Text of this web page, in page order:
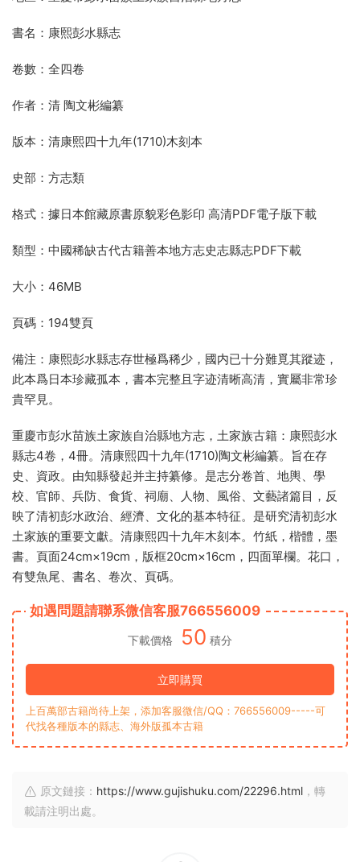
書名：康熙彭水縣志
卷數：全四卷
作者：清 陶文彬編纂
版本：清康熙四十九年(1710)木刻本
史部：方志類
格式：據日本館藏原書原貌彩色影印 高清PDF電子版下載
類型：中國稀缺古代古籍善本地方志史志縣志PDF下載
大小：46MB
頁碼：194雙頁
備注：康熙彭水縣志存世極爲稀少，國内已十分難覓其蹤迹，
此本爲日本珍藏孤本，書本完整且字迹清晰高清，實屬非常珍
貴罕見。
重慶市彭水苗族土家族自治縣地方志，土家族古籍：康熙彭水
縣志4卷，4冊。清康熙四十九年(1710)陶文彬編纂。旨在存
史、資政。由知縣發起并主持纂修。是志分卷首、地輿、學
校、官師、兵防、食貨、祠廟、人物、風俗、文藝諸篇目，反
映了清初彭水政治、經濟、文化的基本特征。是研究清初彭水
土家族的重要文獻。清康熙四十九年木刻本。竹紙，楷體，墨
書。頁面24cm×19cm，版框20cm×16cm，四面單欄。花口，
有雙魚尾、書名、卷次、頁碼。
如遇問題請聯系微信客服766556009
下載價格 50 積分
立即購買
上百萬部古籍尚待上架，添加客服微信/QQ：766556009-----可
代找各種版本的縣志、海外版孤本古籍
原文鏈接： https://www.gujishuku.com/22296.html ，轉
載請注明出處。